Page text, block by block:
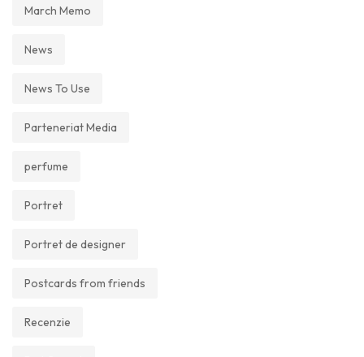
March Memo
News
News To Use
Parteneriat Media
perfume
Portret
Portret de designer
Postcards from friends
Recenzie